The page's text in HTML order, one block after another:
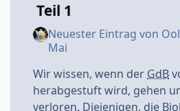
dann versuchsweise
19.10.2017, 11. Mal 300 mg
- 5 Wochen und 1 Tag
24.11.2017, 12. Mal 300 mg
- 5 Wochen
Teil 1
Neuester Eintrag von
Mai
Wir wissen, wenn der GdB
herabgestuft wird, gehen
verloren. Diejenigen, die